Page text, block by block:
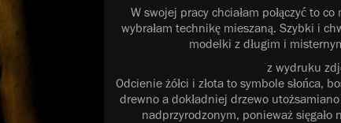
W swojej pracy chciałam połączyć to
wybrałam technikę mieszaną. Szybki i
modelki z długim i
z wydruku
Odcienie żółci i złota to symbole słońca,
drewno a dokładniej drzewo
nadprzyrodzonym, ponieważ